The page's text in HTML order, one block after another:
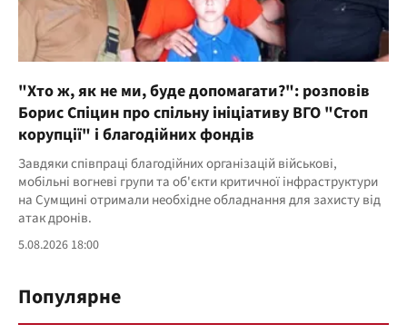
"Хто ж, як не ми, буде допомагати?": розповів
Борис Спіцин про спільну ініціативу ВГО "Стоп
корупції" і благодійних фондів
Завдяки співпраці благодійних організацій військові,
мобільні вогневі групи та об'єкти критичної інфраструктури
на Сумщині отримали необхідне обладнання для захисту від
атак дронів.
5.08.2026 18:00
Популярне